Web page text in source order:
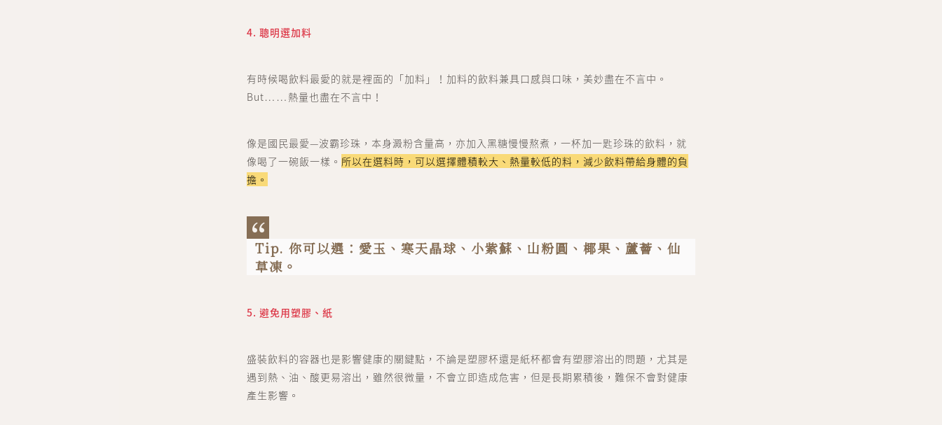
4. 聰明選加料
有時候喝飲料最愛的就是裡面的「加料」！加料的飲料兼具口感與口味，美妙盡在不言中。
But……熱量也盡在不言中！
像是國民最愛—波霸珍珠，本身澱粉含量高，亦加入黑糖慢慢熬煮，一杯加一匙珍珠的飲料，就
像喝了一碗飯一樣。 所以在選料時，可以選擇體積較大、熱量較低的料，減少飲料帶給身體的負
擔。
Tip. 你可以選：愛玉、寒天晶球、小紫蘇、山粉圓、椰果、蘆薈、仙
草凍。
5. 避免用塑膠、紙
盛裝飲料的容器也是影響健康的關鍵點，不論是塑膠杯還是紙杯都會有塑膠溶出的問題，尤其是
遇到熱、油、酸更易溶出，雖然很微量，不會立即造成危害，但是長期累積後，難保不會對健康
產生影響。